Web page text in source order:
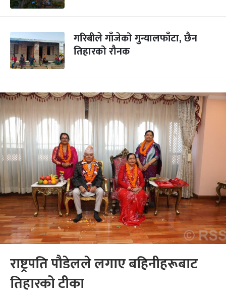
गरिबीले गाँजेको गुन्यालफाँटा, छैन
तिहारको रौनक
राष्ट्रपति पौडेलले लगाए बहिनीहरूबाट
तिहारको टीका